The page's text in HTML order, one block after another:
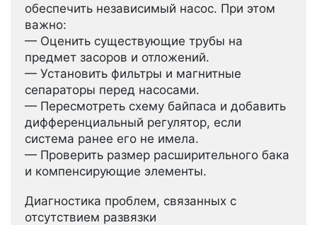
обеспечить независимый насос. При этом
важно:
— Оценить существующие трубы на
предмет засоров и отложений.
— Установить фильтры и магнитные
сепараторы перед насосами.
— Пересмотреть схему байпаса и добавить
дифференциальный регулятор, если
система ранее его не имела.
— Проверить размер расширительного бака
и компенсирующие элементы.
Диагностика проблем, связанных с
отсутствием развязки